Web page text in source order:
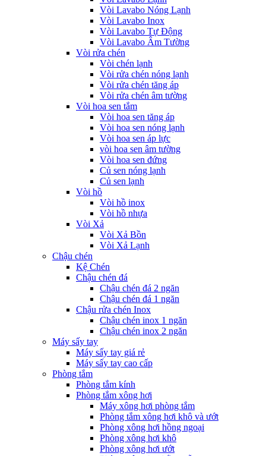
Vòi Lavabo Nóng Lạnh
Vòi Lavabo Inox
Vòi Lavabo Tự Động
Vòi Lavabo Âm Tường
Vòi rửa chén
Vòi chén lạnh
Vòi rửa chén nóng lạnh
Vòi rửa chén tăng áp
Vòi rửa chén âm tường
Vòi hoa sen tắm
Vòi hoa sen tăng áp
Vòi hoa sen nóng lạnh
Vòi hoa sen áp lực
vòi hoa sen âm tường
Vòi hoa sen đứng
Củ sen nóng lạnh
Củ sen lạnh
Vòi hồ
Vòi hồ inox
Vòi hồ nhựa
Vòi Xả
Vòi Xả Bồn
Vòi Xả Lạnh
Chậu chén
Kệ Chén
Chậu chén đá
Chậu chén đá 2 ngăn
Chậu chén đá 1 ngăn
Chậu rửa chén Inox
Chậu chén inox 1 ngăn
Chậu chén inox 2 ngăn
Máy sấy tay
Máy sấy tay giá rẻ
Máy sấy tay cao cấp
Phòng tắm
Phòng tắm kính
Phòng tắm xông hơi
Máy xông hơi phòng tắm
Phòng tắm xông hơi khô và ướt
Phòng xông hơi hồng ngoại
Phòng xông hơi khô
Phòng xông hơi ướt